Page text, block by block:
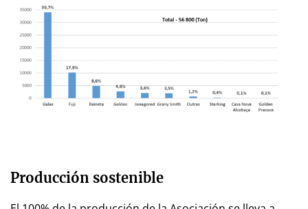
Producción sostenible